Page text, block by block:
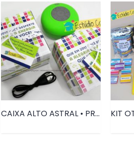
CAIXA ALTO ASTRAL • PRD124 KIT